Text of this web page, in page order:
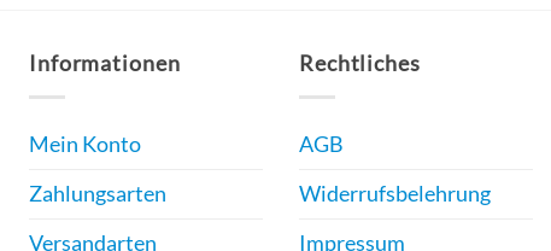
auf.
können
der
Produktseite
Informationen
Mein Konto
Zahlungsarten
Versandarten
Rechtliches
AGB
Widerrufsbelehrung
Impressum